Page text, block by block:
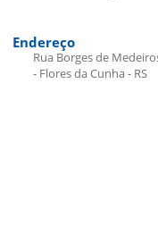
Endereço
Rua Borges de
- Flores da Cunha - RS